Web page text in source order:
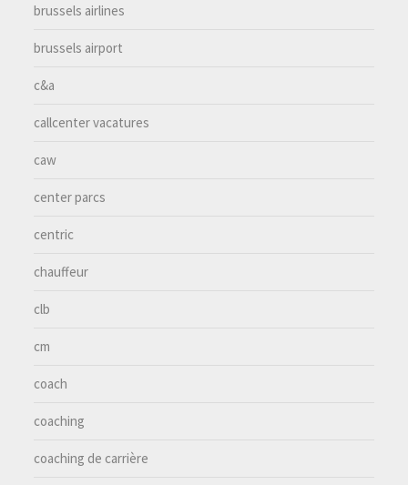
brussels airlines
brussels airport
c&a
callcenter vacatures
caw
center parcs
centric
chauffeur
clb
cm
coach
coaching
coaching de carrière